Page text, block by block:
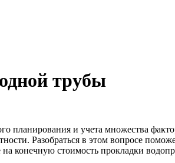
трубы
планирования и учета множества
Разобраться в этом вопросе
конечную стоимость прокладки